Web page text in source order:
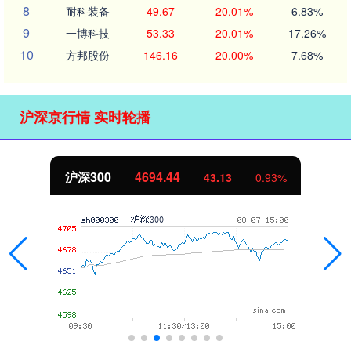
8 耐科装备 49.67 20.01% 6.83%
9 一博科技 53.33 20.01% 17.26%
10 方邦股份 146.16 20.00% 7.68%
沪深京行情 实时轮播
沪深300 4694.44 43.13 0.93%